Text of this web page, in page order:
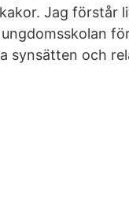
Jag förstår
synsätten och